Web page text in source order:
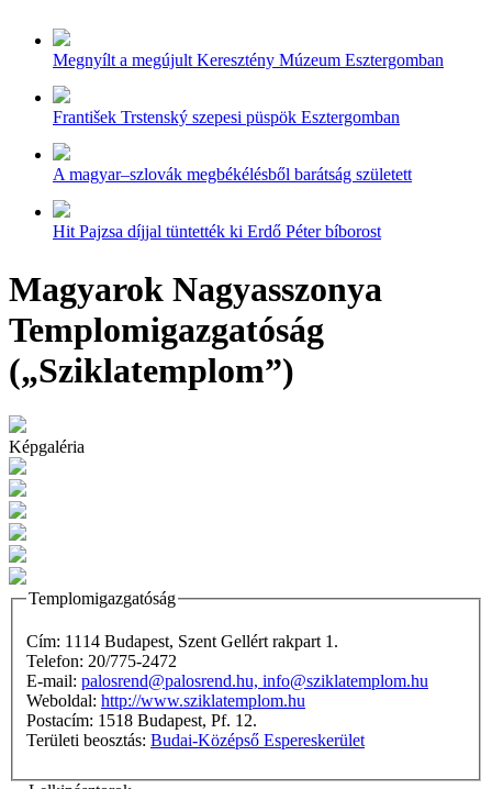
Megnyílt a megújult Keresztény Múzeum Esztergomban
František Trstenský szepesi püspök Esztergomban
A magyar–szlovák megbékélésből barátság született
Hit Pajzsa díjjal tüntették ki Erdő Péter bíborost
Magyarok Nagyasszonya
Templomigazgatóság
(„Sziklatemplom”)
Képgaléria
Templomigazgatóság
Cím: 1114 Budapest, Szent Gellért rakpart 1.
Telefon: 20/775-2472
E-mail: palosrend@palosrend.hu, info@sziklatemplom.hu
Weboldal: http://www.sziklatemplom.hu
Postacím: 1518 Budapest, Pf. 12.
Területi beosztás: Budai-Középső Espereskerület